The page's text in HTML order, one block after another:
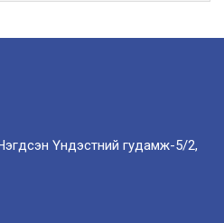
Үндэстний гудамж-5/2,